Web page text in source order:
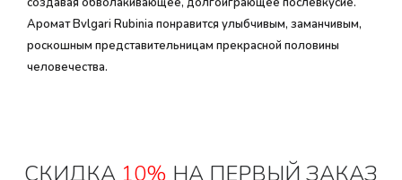
Аромат Bvlgari Rubinia понравится улыбчивым, заманчивым,
роскошным представительницам прекрасной половины
человечества.
СКИДКА 10% НА ПЕРВЫЙ ЗАКАЗ